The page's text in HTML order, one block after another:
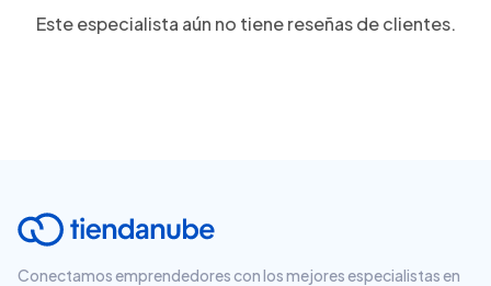
Este especialista aún no tiene reseñas de clientes.
Conectamos emprendedores con los mejores especialistas en